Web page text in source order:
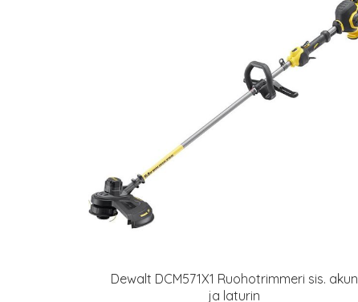
Dewalt DCM571X1 Ruohotrimmeri sis. akun
ja laturin